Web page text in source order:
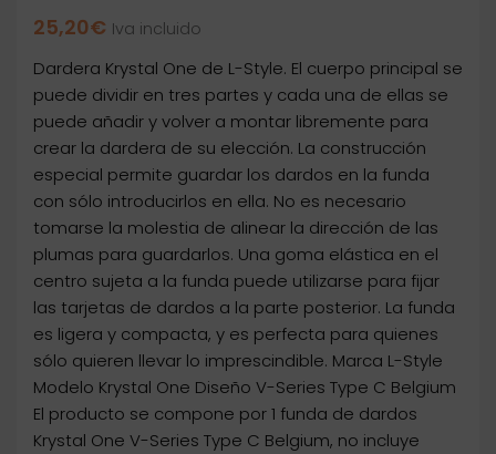
25,20€ Iva incluido
Dardera Krystal One de L-Style. El cuerpo principal se
puede dividir en tres partes y cada una de ellas se
puede añadir y volver a montar libremente para
crear la dardera de su elección. La construcción
especial permite guardar los dardos en la funda
con sólo introducirlos en ella. No es necesario
tomarse la molestia de alinear la dirección de las
plumas para guardarlos. Una goma elástica en el
centro sujeta a la funda puede utilizarse para fijar
las tarjetas de dardos a la parte posterior. La funda
es ligera y compacta, y es perfecta para quienes
sólo quieren llevar lo imprescindible. Marca L-Style
Modelo Krystal One Diseño V-Series Type C Belgium
El producto se compone por 1 funda de dardos
Krystal One V-Series Type C Belgium, no incluye